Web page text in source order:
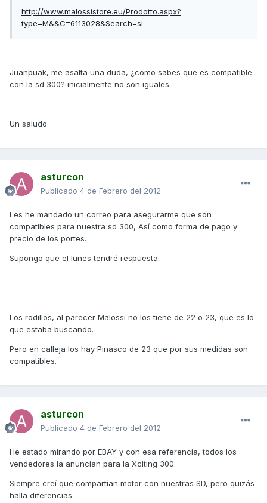
http://www.malossistore.eu/Prodotto.aspx?
type=M&&C=6113028&Search=si
Juanpuak, me asalta una duda, ¿como sabes que es compatible
con la sd 300? inicialmente no son iguales.
Un saludo
asturcon
Publicado 4 de Febrero del 2012
Les he mandado un correo para asegurarme que son
compatibles para nuestra sd 300, Así como forma de pago y
precio de los portes.
Supongo que el lunes tendré respuesta.
Los rodillos, al parecer Malossi no los tiene de 22 o 23, que es lo
que estaba buscando.
Pero en calleja los hay Pinasco de 23 que por sus medidas son
compatibles.
asturcon
Publicado 4 de Febrero del 2012
He estado mirando por EBAY y con esa referencia, todos los
vendedores la anuncian para la Xciting 300.
Siempre creí que compartían motor con nuestras SD, pero quizás
halla diferencias.